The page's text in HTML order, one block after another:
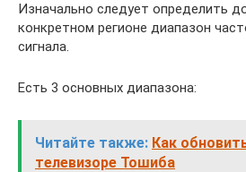
Изначально следует определить
конкретном регионе диапазон
сигнала.
Есть 3 основных диапазона:
Читайте также: Как
телевизоре Тошиба